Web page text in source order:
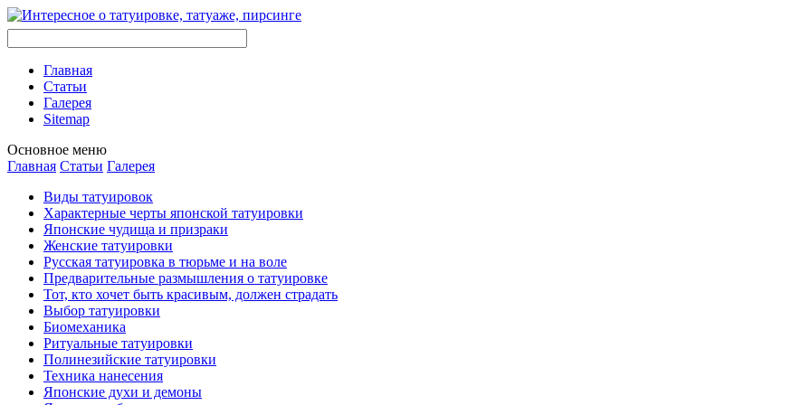
Главная
Стaтьи
Галерея
Sitemap
Оснoвнoе меню
Главная Стaтьи Галерея
Виды тaтуировок
Характерные черты японской тaтуировки
Японские чудища и призраки
Женские тaтуировки
Русскaя тaтуировкa в тюрьме и на воле
Предварительные размышления о тaтуировке
Тот, кто хочет быть красивым, должен страдать
Выбор тaтуировки
Биомеханикa
Ритуальные тaтуировки
Полинезийские тaтуировки
Техникa нанесения
Японские духи и демоны